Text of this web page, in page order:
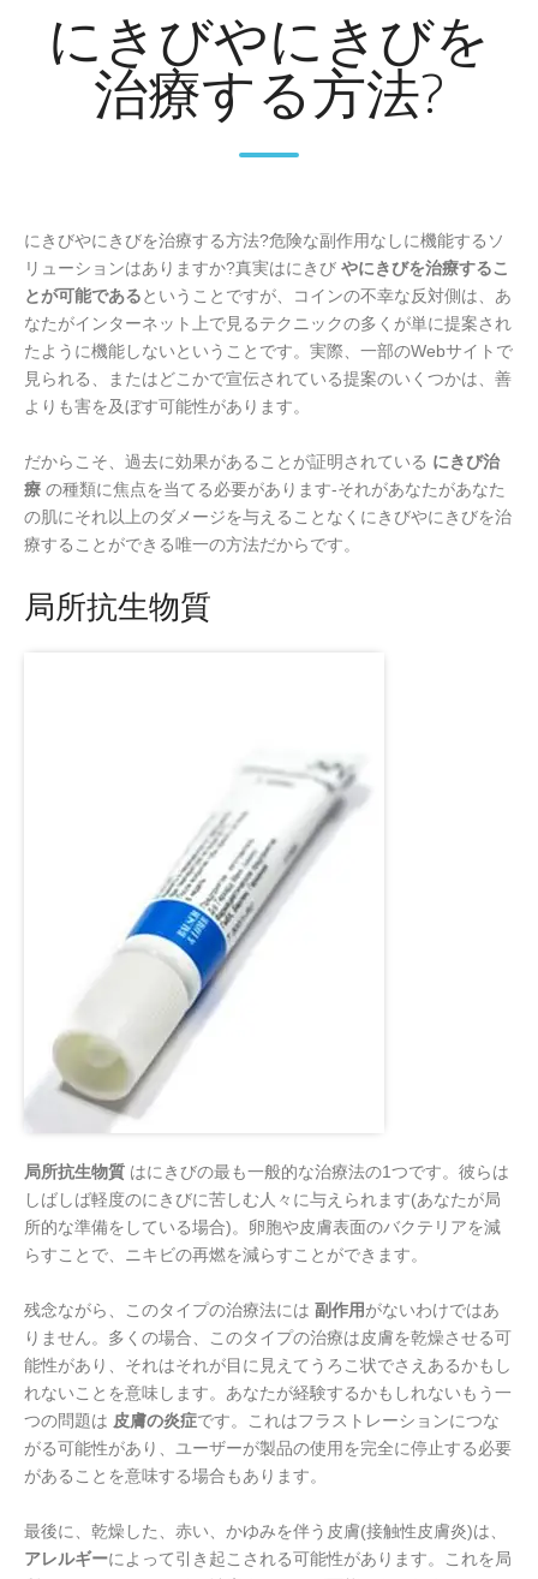
にきびやにきびを
治療する方法?
にきびやにきびを治療する方法?危険な副作用なしに機能するソ
リューションはありますか?真実はにきび やにきびを治療するこ
とが可能であるということですが、コインの不幸な反対側は、あ
なたがインターネット上で見るテクニックの多くが単に提案され
たように機能しないということです。実際、一部のWebサイトで
見られる、またはどこかで宣伝されている提案のいくつかは、善
よりも害を及ぼす可能性があります。
だからこそ、過去に効果があることが証明されている にきび治
療 の種類に焦点を当てる必要があります-それがあなたがあなた
の肌にそれ以上のダメージを与えることなくにきびやにきびを治
療することができる唯一の方法だからです。
局所抗生物質
局所抗生物質 はにきびの最も一般的な治療法の1つです。彼らは
しばしば軽度のにきびに苦しむ人々に与えられます(あなたが局
所的な準備をしている場合)。卵胞や皮膚表面のバクテリアを減
らすことで、ニキビの再燃を減らすことができます。
残念ながら、このタイプの治療法には 副作用がないわけではあ
りません。多くの場合、このタイプの治療は皮膚を乾燥させる可
能性があり、それはそれが目に見えてうろこ状でさえあるかもし
れないことを意味します。あなたが経験するかもしれないもう一
つの問題は 皮膚の炎症です。これはフラストレーションにつな
がる可能性があり、ユーザーが製品の使用を完全に停止する必要
があることを意味する場合もあります。
最後に、乾燥した、赤い、かゆみを伴う皮膚(接触性皮膚炎)は、
アレルギーによって引き起こされる可能性があります。これを局